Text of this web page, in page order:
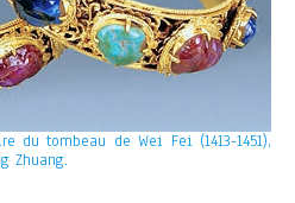
du tombeau de Wei Fei (1413-1451),
Zhuang.